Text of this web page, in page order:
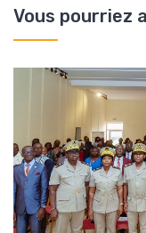
Vous pourriez